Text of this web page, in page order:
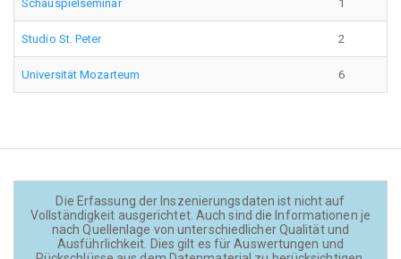
Schauspielseminar 1
Studio St. Peter 2
Universität Mozarteum 6
Die Erfassung der Inszenierungsdaten ist nicht auf
Vollständigkeit ausgerichtet. Auch sind die Informationen je
nach Quellenlage von unterschiedlicher Qualität und
Ausführlichkeit. Dies gilt es für Auswertungen und